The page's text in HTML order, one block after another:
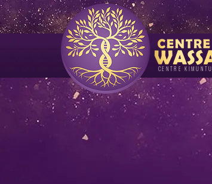
CENTRE KIMUNTU